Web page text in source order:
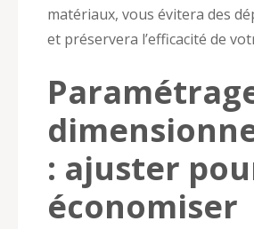
matériaux, vous évitera des
et préservera l’efficacité de
: ajuster
économiser